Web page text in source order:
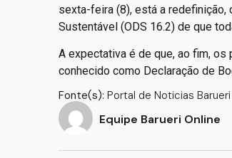
sexta-feira (8), está a
Sustentável (ODS 16.2) de que
A expectativa é de que, ao fim, os
conhecido como Declaração de
Fonte(s): Portal de Noticias
Equipe Barueri Online